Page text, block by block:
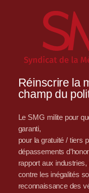
Réinscrire la
champ du
Le SMG milite pour
garanti,
pour la gratuité / tiers
dépassements
rapport aux
contre les inégalités
reconnaissance des